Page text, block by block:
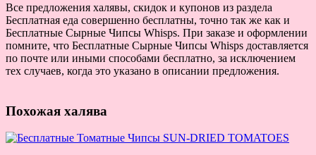
Все предложения халявы, скидок и купонов из раздела
Бесплатная еда совершенно бесплатны, точно так же как и
Бесплатные Сырные Чипсы Whisps. При заказе и оформлении
помните, что Бесплатные Сырные Чипсы Whisps доставляется
по почте или иными способами бесплатно, за исключением
тех случаев, когда это указано в описании предложения.
Похожая халява